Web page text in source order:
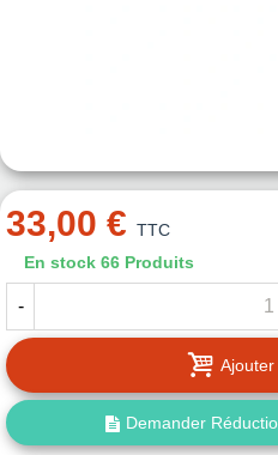
33,00 € TTC
En stock 66 Produits
-
Ajouter
Demander